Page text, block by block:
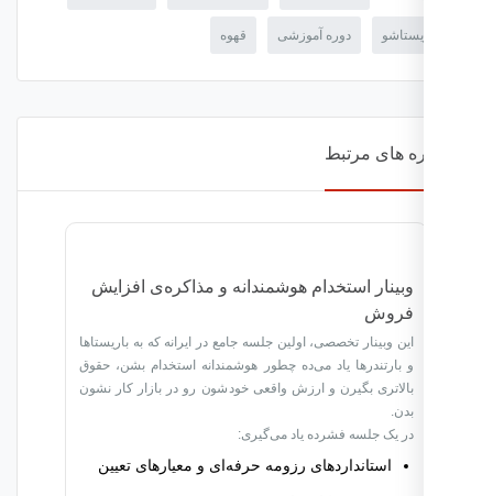
دوره آموزشی قهوه
های مرتبط
وبینار استخدام هوشمندانه و مذاکره‌ی افزایش
این وبینار تخصصی، اولین جلسه جامع در ایرانه که به باریستاها
و بارتندرها یاد می‌ده چطور هوشمندانه استخدام بشن، حقوق
بالاتری بگیرن و ارزش واقعی خودشون رو در بازار کار نشون
در یک جلسه فشرده یاد می‌گیری:
استانداردهای رزومه حرفه‌ای و معیارهای تعیین